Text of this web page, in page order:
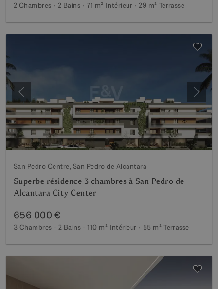
2 Chambres 2 Bains 71 m² Intérieur 29 m² Terrasse
Précédent
San Pedro Centre, San Pedro de Alcantara
Superbe résidence 3 chambres à San Pedro de
Alcantara City Center
656 000 €
3 Chambres 2 Bains 110 m² Intérieur 55 m² Terrasse